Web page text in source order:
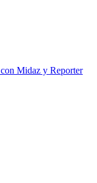
Midaz y Reporter